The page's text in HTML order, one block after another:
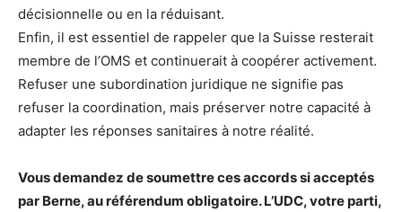
décisionnelle ou en la réduisant.
Enfin, il est essentiel de rappeler que la Suisse resterait
membre de l’OMS et continuerait à coopérer activement.
Refuser une subordination juridique ne signifie pas
refuser la coordination, mais préserver notre capacité à
adapter les réponses sanitaires à notre réalité.
Vous demandez de soumettre ces accords si acceptés
par Berne, au référendum obligatoire. L’UDC, votre parti,